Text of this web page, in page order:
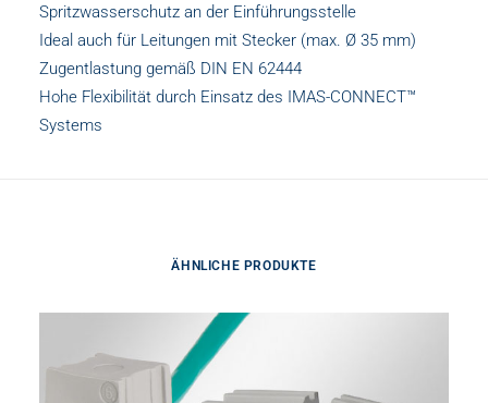
Spritzwasserschutz an der Einführungsstelle
​​​Ideal auch für Leitungen mit Stecker (max. Ø 35 mm)
​​​Zugentlastung gemäß DIN EN 62444
Hohe Flexibilität durch Einsatz des IMAS-CONNECT™
Systems
ÄHNLICHE PRODUKTE